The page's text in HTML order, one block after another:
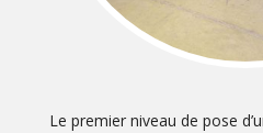
Le premier niveau de pose